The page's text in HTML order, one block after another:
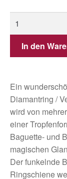
In den
Ein
Diamantring /
wird von
einer
Baguette- und
magischen
Der funkelnde
Ringschiene